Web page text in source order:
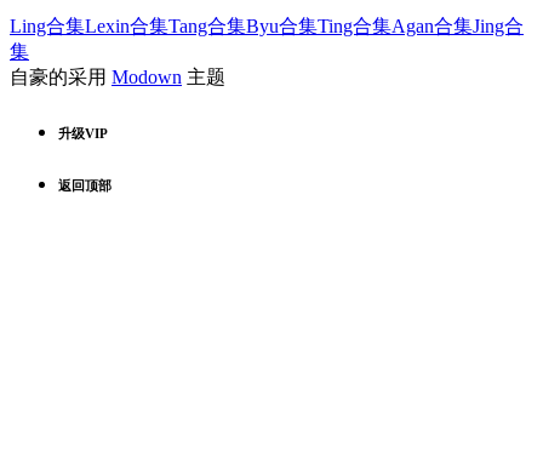
Ling合集Lexin合集Tang合集Byu合集Ting合集Agan合集Jing合
集
自豪的采用 Modown 主题
升级VIP
返回顶部